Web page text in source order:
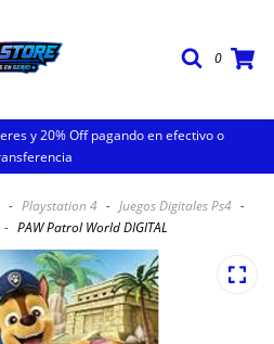
0
y 20% Off pagando en efectivo o
- Playstation 4 - Juegos Digitales Ps4 -
- PAW Patrol World DIGITAL